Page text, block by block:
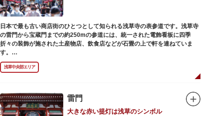
の二天門、浅草名所七福神のひとつ・大黒天が祀られた影向堂（ようごうど
う）など、悠久の時に思いを馳せて見学をお楽しみください。
日没後はライトアップされ、朱塗りの建物がより一層鮮やかに浮かび上がり
ます。昼間は約90店舗が軒を連ねる仲見世のお店も閉まり、シャッターに描
かれた「浅草絵巻」を楽しめるのも夜の醍醐味。撮影スポットやデートスポ
ットにもおすすめです。昼間と比べて人が少なくゆっくり巡れるので、足を
運んでみてはいかがでしょうか。
日本で最も古い商店街のひとつとして知られる浅草寺の表参道です。浅草寺
の雷門から宝蔵門までの約250mの参道には、統一された電飾看板に四季
折々の装飾が施された土産物店、飲食店などが石畳の上で軒を連ねていま
す。
人形焼や手焼きせんべいをはじめ、団子や揚げまんじゅう、雷おこしなどの
銘菓、和傘や扇子など伝統工芸品も並び、歩いているだけで浅草らしさを感
じる場所です。江戸文化を感じる粋な商品の数々は、海外からの観光客にも
ての味を堪能できるのも魅力。下町っ子の威勢の良い売り声が飛び交うな
か、お気に入りのお土産探しをお楽しみください。
浅草中央部エリア
雷門
大きな赤い提灯は浅草のシンボル